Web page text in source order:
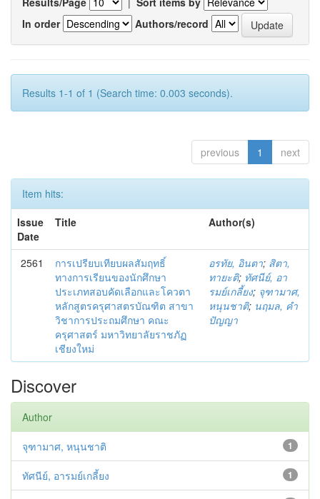
In order
Authors/record
Results 1-1 of 1 (Search time: 0.003 seconds).
previous 1 next
Item hits:
Issue
Date
Title Author(s)
2561
การเปรียบเทียบผลสัมฤทธิ์
ทางการเรียนของนักศึกษา
ประเภทสอบคัดเลือกและโควตา
หลักสูตรครุศาสตรบัณฑิต สาขา
วิชาการประถมศึกษา คณะ
ครุศาสตร์ มหาวิทยาลัยราชภัฏ
เชียงใหม่
อรทัย, อินตา; สิตา,
ทายะติ; ทัศนีย์, อา
รมย์เกลี้ยง; จุฑามาศ,
หนุนชาติ; นฤมล, คำ
ปัญญา
Discover
Author
1
จุฑามาศ, หนุนชาติ
1
ทัศนีย์, อารมย์เกลี้ยง